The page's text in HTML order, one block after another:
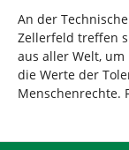
An der
Zellerfeld treffen
aus aller Welt,
die Werte der
Menschenrechte.